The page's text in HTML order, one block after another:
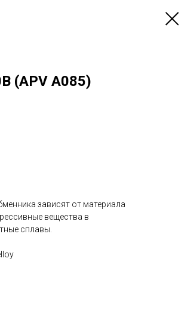
(APV A085)
зависят от материала
вещества в
сплавы.